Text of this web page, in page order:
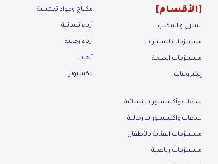
الأقسام
المنزل و المكتب
مستلزمات للسيارات
مستلزمات الصحة
إلكترونيات
مكياج ومواد تجميلية
أزياء نسائية
ازياء رجالية
ألعاب
الكمبيوتر
ساعات وأكسسورات نسائية
ساعات واكسسورات رجالية
مستلزمات العناية بالأطفال
مستلزمات رياضية